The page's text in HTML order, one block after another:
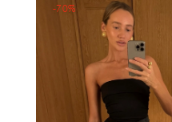
-70%